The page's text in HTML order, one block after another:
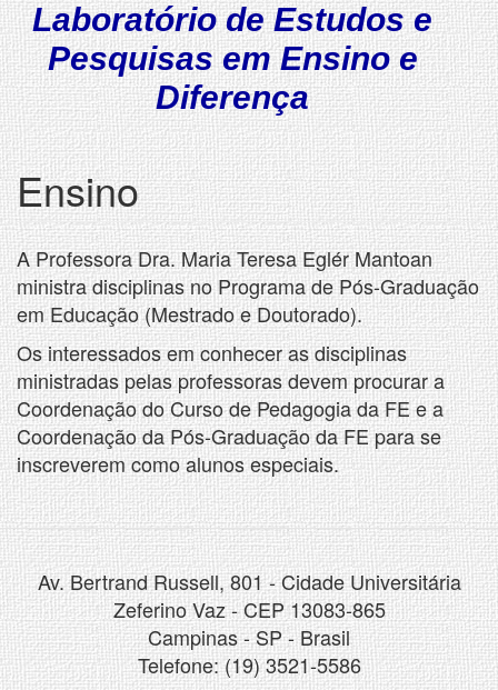
Laboratório de Estudos e
Pesquisas em Ensino e
Diferença
Ensino
A Professora Dra. Maria Teresa Eglér Mantoan
ministra disciplinas no Programa de Pós-Graduação
em Educação (Mestrado e Doutorado).
Os interessados em conhecer as disciplinas
ministradas pelas professoras devem procurar a
Coordenação do Curso de Pedagogia da FE e a
Coordenação da Pós-Graduação da FE para se
inscreverem como alunos especiais.
Av. Bertrand Russell, 801 - Cidade Universitária
Zeferino Vaz - CEP 13083-865
Campinas - SP - Brasil
Telefone: (19) 3521-5586